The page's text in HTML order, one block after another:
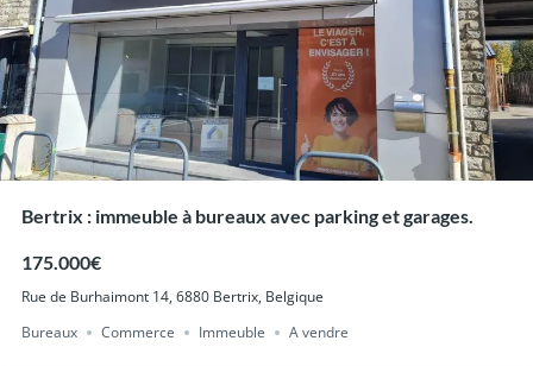
Bertrix : immeuble à bureaux avec parking et garages.
175.000€
Rue de Burhaimont 14, 6880 Bertrix, Belgique
Bureaux
Commerce Immeuble A vendre